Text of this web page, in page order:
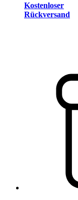
Kostenloser
Rückversand